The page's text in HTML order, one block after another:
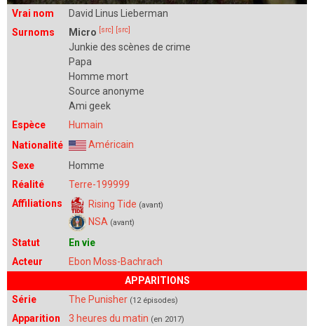
Vrai nom
David Linus Lieberman
Surnoms
Micro [src] [src]
Junkie des scènes de crime
Papa
Homme mort
Source anonyme
Ami geek
Espèce
Humain
Nationalité
Américain
Sexe
Homme
Réalité
Terre-199999
Affiliations
Rising Tide (avant)
NSA (avant)
Statut
En vie
Acteur
Ebon Moss-Bachrach
APPARITIONS
Série
The Punisher (12 épisodes)
Apparition 3 heures du matin (en 2017)